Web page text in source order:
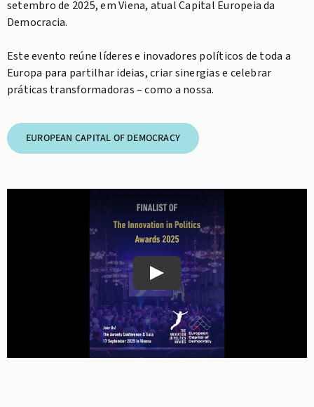
setembro de 2025, em Viena, atual Capital Europeia da
Democracia.
Este evento reúne líderes e inovadores políticos de toda a
Europa para partilhar ideias, criar sinergias e celebrar
práticas transformadoras – como a nossa.
EUROPEAN CAPITAL OF DEMOCRACY